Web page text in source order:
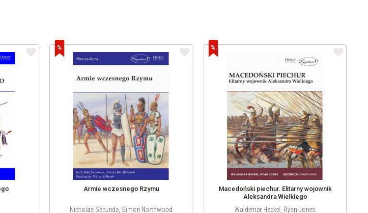
Armie wczesnego Rzymu
Nicholas Secunda, Simon Northwood
Macedoński piechur. Elitarny wojownik
Aleksandra Wielkiego
Waldemar Heckel, Ryan Jones